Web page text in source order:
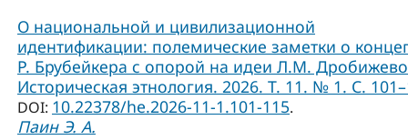
О национальной и цивилизационной
идентификации: полемические заметки о
Р. Брубейкера с опорой на идеи Л.М.
Историческая этнология. 2026. Т. 11. № 1. С.
DOI: 10.22378/he.2026-11-1.101-115.
Паин Э. А.